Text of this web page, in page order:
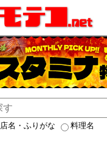
店名・ふりがな 料理名